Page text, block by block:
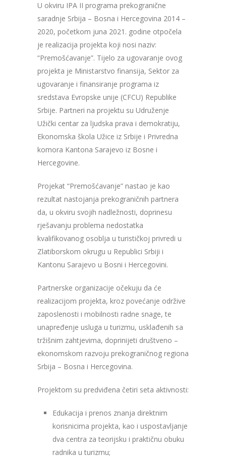
U okviru IPA II programa prekogranične
saradnje Srbija – Bosna i Hercegovina 2014 –
2020, početkom juna 2021. godine otpočela
je realizacija projekta koji nosi naziv:
“Premošćavanje”. Tijelo za ugovaranje ovog
projekta je Ministarstvo finansija, Sektor za
ugovaranje i finansiranje programa iz
sredstava Evropske unije (CFCU) Republike
Srbije. Partneri na projektu su Udruženje
Užički centar za ljudska prava i demokratiju,
Ekonomska škola Užice iz Srbije i Privredna
komora Kantona Sarajevo iz Bosne i
Hercegovine.
Projekat “Premošćavanje” nastao je kao
rezultat nastojanja prekograničnih partnera
da, u okviru svojih nadležnosti, doprinesu
rješavanju problema nedostatka
kvalifikovanog osoblja u turističkoj privredi u
Zlatiborskom okrugu u Republici Srbiji i
Kantonu Sarajevo u Bosni i Hercegovini.
Partnerske organizacije očekuju da će
realizacijom projekta, kroz povećanje održive
zaposlenosti i mobilnosti radne snage, te
unapređenje usluga u turizmu, usklađenih sa
tržišnim zahtjevima, doprinijeti društveno –
ekonomskom razvoju prekograničnog regiona
Srbija – Bosna i Hercegovina.
Projektom su predviđena četiri seta aktivnosti:
Edukacija i prenos znanja direktnim
korisnicima projekta, kao i uspostavljanje
dva centra za teorijsku i praktičnu obuku
radnika u turizmu;